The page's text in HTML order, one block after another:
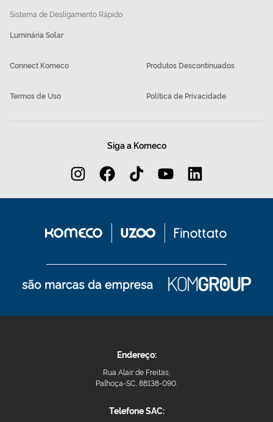
Sistema de Desligamento Rápido
Luminária Solar
Connect Komeco Produtos Descontinuados
Termos de Uso Política de Privacidade
Siga a Komeco
Endereço:
Rua Alair de Freitas,
Palhoça-SC, 88138-090.
Telefone SAC: